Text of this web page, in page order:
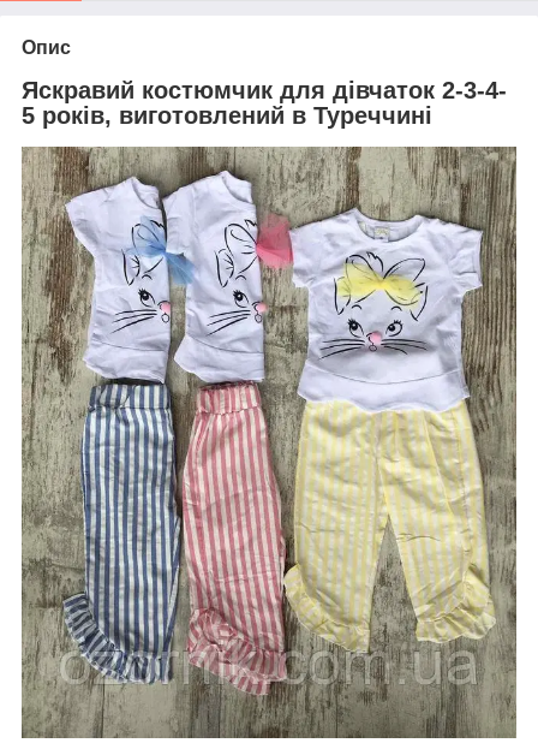
Опис
Яскравий костюмчик для дівчаток 2-3-4-
5 років, виготовлений в Туреччині